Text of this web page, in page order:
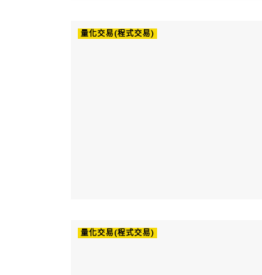
量化交易(程式交易)
量化交易(程式交易)